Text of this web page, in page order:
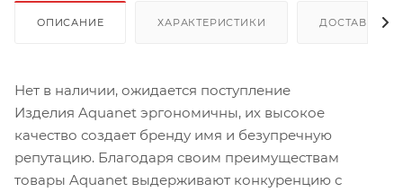
ОПИСАНИЕ ХАРАКТЕРИСТИКИ ДОСТАВКА
Нет в наличии, ожидается поступление
Изделия Aquanet эргономичны, их высокое
качество создает бренду имя и безупречную
репутацию. Благодаря своим преимуществам
товары Aquanet выдерживают конкуренцию с